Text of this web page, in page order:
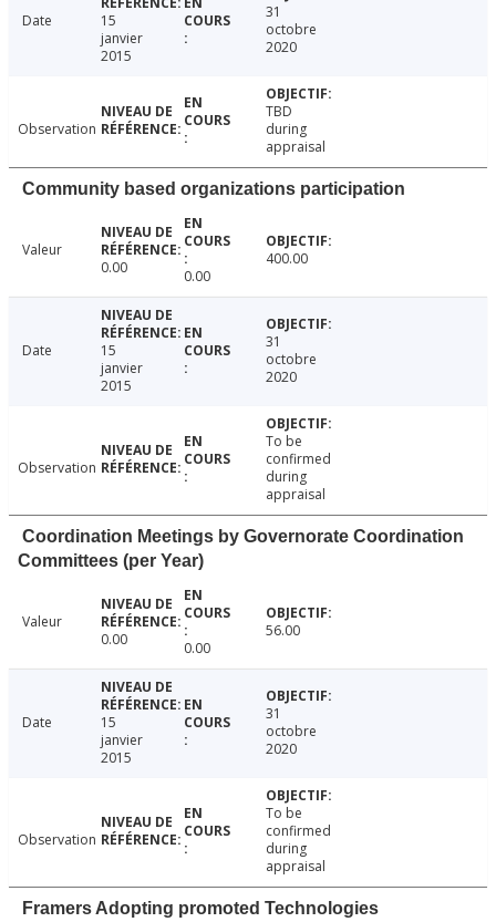
Date
15
janvier
2015
31
octobre
2020
Observation
TBD
during
appraisal
Community based organizations participation
Valeur
0.00
0.00
400.00
Date
15
janvier
2015
31
octobre
2020
Observation
To be
confirmed
during
appraisal
Coordination Meetings by Governorate Coordination
Committees (per Year)
Valeur
0.00
0.00
56.00
Date
15
janvier
2015
31
octobre
2020
Observation
To be
confirmed
during
appraisal
Framers Adopting promoted Technologies